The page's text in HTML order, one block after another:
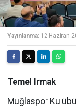
Yayınlanma: 12 Haziran
Temel Irmak
Muğlaspor